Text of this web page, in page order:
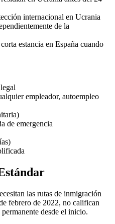
internacional en Ucrania
de la
estancia en España cuando
empleador, autoempleo
de emergencia
las rutas de inmigración
febrero de 2022, no califican
desde el inicio.